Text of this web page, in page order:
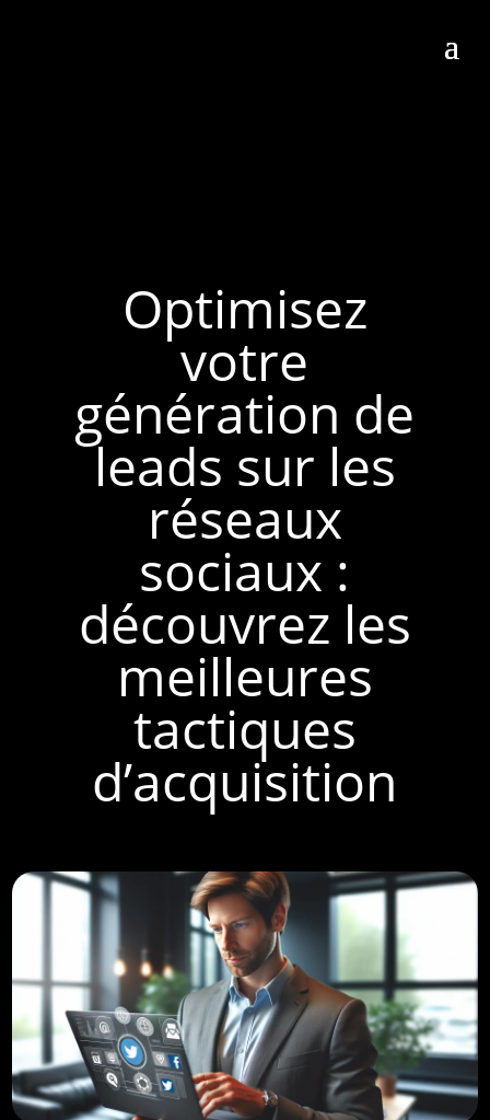
Optimisez
votre
génération de
leads sur les
réseaux
sociaux :
découvrez les
meilleures
tactiques
d’acquisition